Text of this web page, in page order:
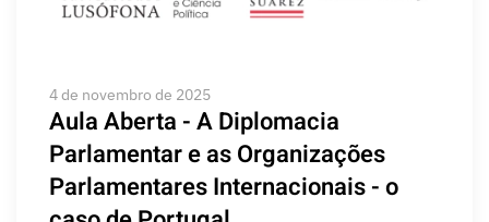
4 de novembro de 2025
Aula Aberta - A Diplomacia
Parlamentar e as Organizações
Parlamentares Internacionais - o